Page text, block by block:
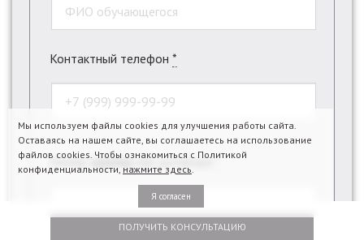
ПОЛУЧИТЬ КОНСУЛЬТАЦИЮ
Контактный телефон *
Номергруппы илидоговора *
Мы используем файлы cookies для улучшения работы сайта.
Оставаясь на нашем сайте, вы соглашаетесь на использование
файлов cookies. Чтобы ознакомиться с Политикой
конфиденциальности, нажмите здесь.
Я согласен